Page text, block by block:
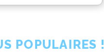
POPULAIRES !